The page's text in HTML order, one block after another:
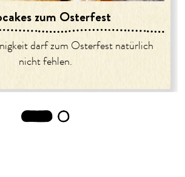
zum Osterfest
darf zum Osterfest natürlich
nicht fehlen.
2